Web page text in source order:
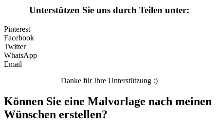
Valentinstag und Liebe
Winter und Weihnachten
Nezaradené
Unterstützen Sie uns durch Teilen unter:
Pinterest
Facebook
Twitter
WhatsApp
Email
Danke für Ihre Unterstützung :)
Können Sie eine Malvorlage nach meinen
Wünschen erstellen?